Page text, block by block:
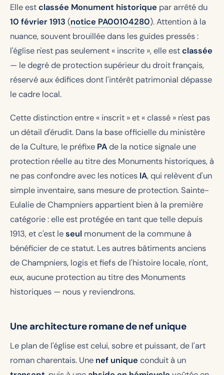
Elle estclassée Monument historique par arrêté du
10 février 1913 (notice PA00104280). Attention à la
nuance, souvent brouillée dans les guides pressés :
l'église n'est pas seulement « inscrite », elle estclassée
— le degré de protection supérieur du droit français,
réservé aux édifices dont l'intérêt patrimonial dépasse
le cadre local.
Cette distinction entre « inscrit » et « classé » n'est pas
un détail d'érudit. Dans la base officielle du ministère
de la Culture, le préfixe PAde la notice signale une
protection réelle au titre des Monuments historiques, à
ne pas confondre avec les notices IA, qui relèvent d'un
simple inventaire, sans mesure de protection. Sainte-
Eulalie de Champniers appartient bien à la première
catégorie : elle est protégée en tant que telle depuis
1913, et c'est leseul monument de la commune à
bénéficier de ce statut. Les autres bâtiments anciens
de Champniers, logis et fiefs de l'histoire locale, n'ont,
eux, aucune protection au titre des Monuments
historiques — nous y reviendrons.
Une architecture romane de nef unique
Le plan de l'église est celui, sobre et puissant, de l'art
roman charentais. Une nef unique conduit à un